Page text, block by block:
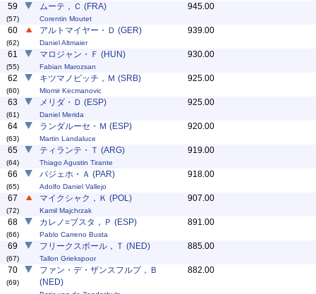
59
(57)
ムーテ，Ｃ (FRA)
Corentin Moutet
945.00
60
(62)
アルトマイヤー・Ｄ (GER)
Daniel Altmaier
939.00
61
(55)
マロジャン・Ｆ (HUN)
Fabian Marozsan
930.00
62
(60)
キツマノビッチ，Ｍ (SRB)
Miomir Kecmanovic
925.00
63
(61)
メリダ・Ｄ (ESP)
Daniel Merida
925.00
64
(63)
ランダルーセ・Ｍ (ESP)
Martin Landaluce
920.00
65
(64)
ティランテ・Ｔ (ARG)
Thiago Agustin Tirante
919.00
66
(65)
バジェホ・Ａ (PAR)
Adolfo Daniel Vallejo
918.00
67
(72)
マイクシャク，Ｋ (POL)
Kamil Majchrzak
907.00
68
(66)
カレノ=ブスタ，Ｐ (ESP)
Pablo Carreno Busta
891.00
69
(67)
フリークスポール，Ｔ (NED)
Tallon Griekspoor
885.00
70
(69)
ファン・デ・ザンスフルプ，Ｂ
(NED)
882.00